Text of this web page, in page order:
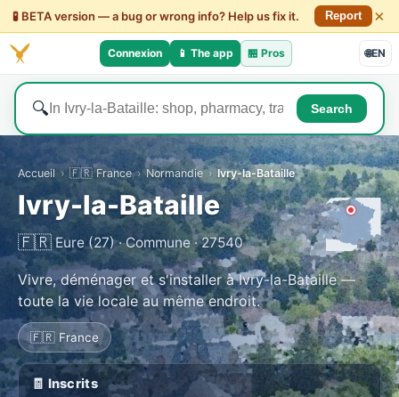
🧪 BETA version — a bug or wrong info? Help us fix it. Report ×
Connexion 📱 The app 🏪 Pros 🌐EN
🔍 Search
Accueil › 🇫🇷 France › Normandie › Ivry-la-Bataille
Ivry-la-Bataille
🇫🇷Eure (27) · Commune · 27540
Vivre, déménager et s'installer à Ivry-la-Bataille —
toute la vie locale au même endroit.
🇫🇷 France
🧾 Inscrits